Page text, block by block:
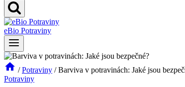
eBio Potraviny
/ Potraviny / Barviva v potravinách: Jaké jsou
Potraviny